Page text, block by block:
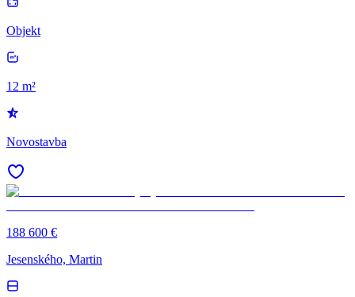
Objekt
12 m²
Novostavba
188 600 €
Jesenského, Martin